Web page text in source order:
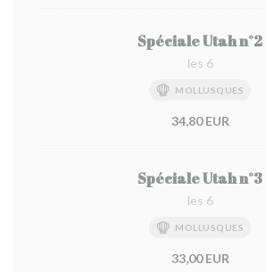
Spéciale Utah n°2
les 6
MOLLUSQUES
34,80 EUR
Spéciale Utah n°3
les 6
MOLLUSQUES
33,00 EUR